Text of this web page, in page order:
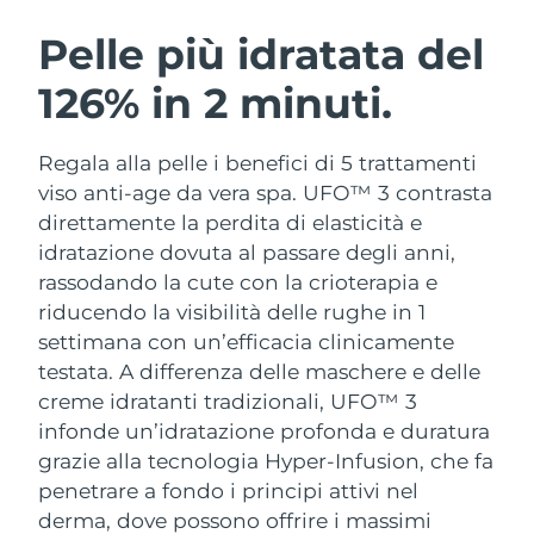
Pelle più idratata del
126% in 2 minuti.
Regala alla pelle i benefici di 5 trattamenti
viso anti-age da vera spa. UFO™ 3 contrasta
direttamente la perdita di elasticità e
idratazione dovuta al passare degli anni,
rassodando la cute con la crioterapia e
riducendo la visibilità delle rughe in 1
settimana con un’efficacia clinicamente
testata. A differenza delle maschere e delle
creme idratanti tradizionali, UFO™ 3
infonde un’idratazione profonda e duratura
grazie alla tecnologia Hyper-Infusion, che fa
penetrare a fondo i principi attivi nel
derma, dove possono offrire i massimi
LUNA™ 4 pacchetto
Anti-aging massage
LUNA™ 4 Plus
Massage, LED heating
LUNA™ 4 Men
For men, anti-aging massage
BEAR™ 2 pacchetto
Microcurrent toning
BEAR™ 2 go
Microcurrent toning on-the-go
BEAR™ 2 eyes & lips
Microcurrent line smoothing device
Idratazione
UFO™ 3 pacchetto
Deep facial hydration
UFO™ 3 LED
Near-infrared and red light therapy
device
Igiene orale
issa™ 4
Hybrid silicone sonic toothbrush
issa™ 4 plus
Smart hybrid silicone sonic toothbrush
TRATTAMENTI ANTI-AGE FAQ™
Anti-age Trattamenti LED
NEW
Austria Consegna stimata10/8/26
Bahrein Consegna stimata
Belgio
Bermuda Consegna stimata16/8/26
Bosnia ed
Erzegovina
Consegna stimata
Brunei Consegna stimata15/8/26
Bulgaria Consegna stimata
Canada Consegna stimata14/8/26
Cile Consegna stimata